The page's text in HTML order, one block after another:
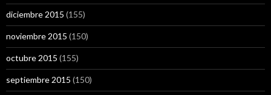
diciembre 2015 (155)
noviembre 2015 (150)
octubre 2015 (155)
septiembre 2015 (150)